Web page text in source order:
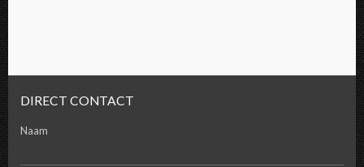
DIRECT CONTACT
Naam